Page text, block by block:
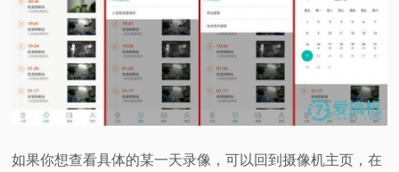
如果你想查看具体的某一天录像，可以回到摄像机主页，在